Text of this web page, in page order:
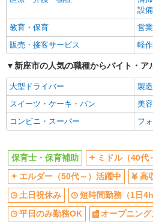
設
教育・保育
営業
販売・接客サービス
軽
新座市の人気の職種からバイト・ア
大型ドライバー
製
スイーツ・ケーキ・パン
美
コンビニ・スーパー
フ
保育士・保育補助
ミドル（40代
エルダー（50代～）活躍中
高
土日祝休み
短時間勤務（1日
平日のみ勤務OK
オープニング